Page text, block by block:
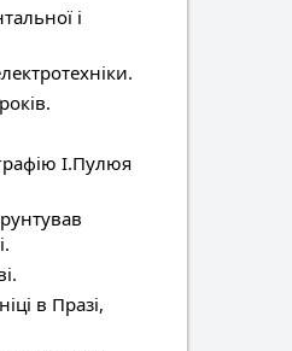
і
І.Пулюя
в Празі,